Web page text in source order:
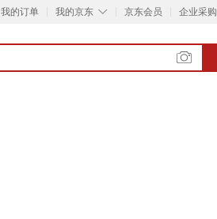
我的订单 ◇
我的京东 京东会员 企业采购